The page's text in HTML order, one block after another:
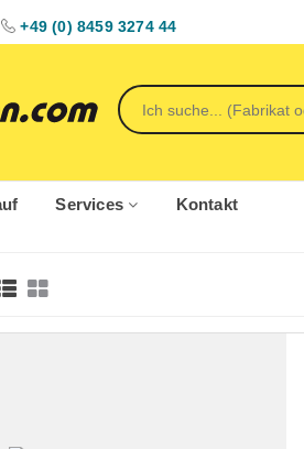
+49 (0) 8459 3274 44
Services Kontakt